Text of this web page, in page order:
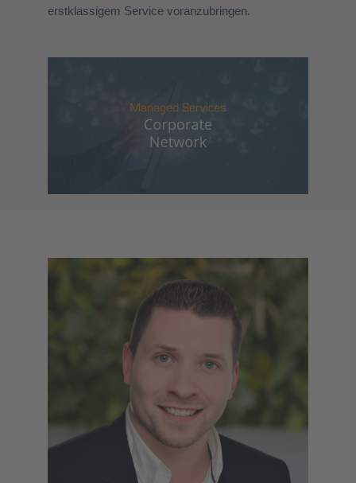
erstklassigem Service voranzubringen.